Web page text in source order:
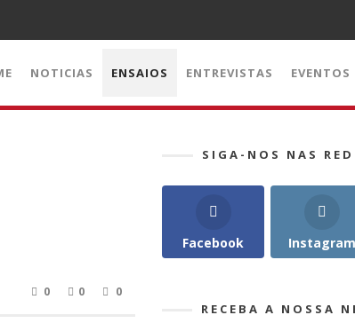
NOTICIAS ENSAIOS ENTREVISTAS EVENTOS
0 0 0
SIGA-NOS NAS
Facebook Instagram
RECEBA A NOSSA